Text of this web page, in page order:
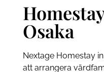
Osaka
Nextage Homestay
att arrangera